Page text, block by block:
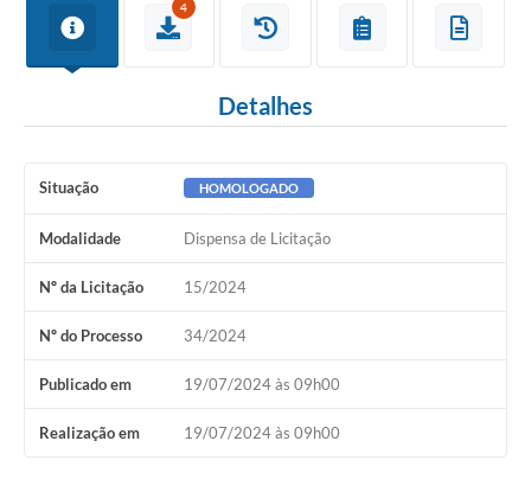
4
Detalhes
Situação HOMOLOGADO
Modalidade Dispensa de Licitação
Nº da Licitação 15/2024
Nº do Processo 34/2024
Publicado em 19/07/2024 às 09h00
Realização em 19/07/2024 às 09h00